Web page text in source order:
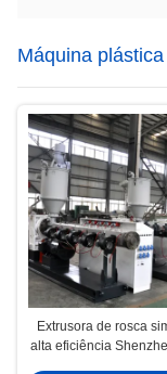
Máquina
Extrusora de rosca
alta eficiência